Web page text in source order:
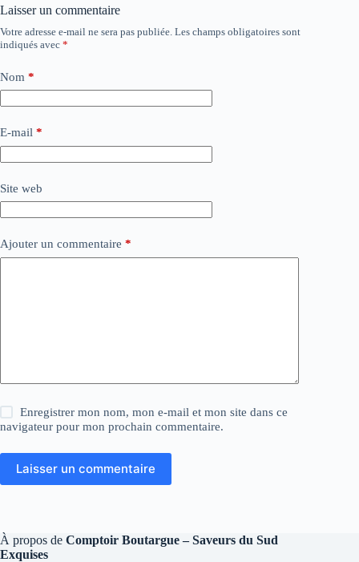
Laisser un commentaire
Votre adresse e-mail ne sera pas publiée. Les champs obligatoires sont
indiqués avec *
Nom *
E-mail *
Site web
Ajouter un commentaire *
Enregistrer mon nom, mon e-mail et mon site dans ce
navigateur pour mon prochain commentaire.
Laisser un commentaire
À propos de Comptoir Boutargue – Saveurs du Sud
Exquises